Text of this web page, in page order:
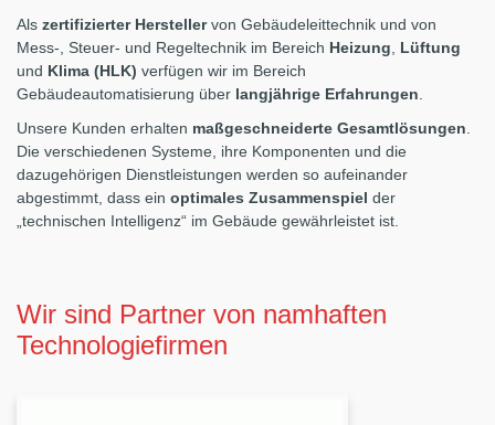
Als zertifizierter Herstellervon Gebäudeleittechnik und von
Mess-, Steuer- und Regeltechnik im Bereich Heizung, Lüftung
und Klima (HLK) verfügen wir im Bereich
Gebäudeautomatisierung über langjährige Erfahrungen.
Unsere Kunden erhalten maßgeschneiderte Gesamtlösungen.
Die verschiedenen Systeme, ihre Komponenten und die
dazugehörigen Dienstleistungen werden so aufeinander
abgestimmt, dass ein optimales Zusammenspiel der
„technischen Intelligenz“ im Gebäude gewährleistet ist.
Wir sind Partner von namhaften
Technologiefirmen